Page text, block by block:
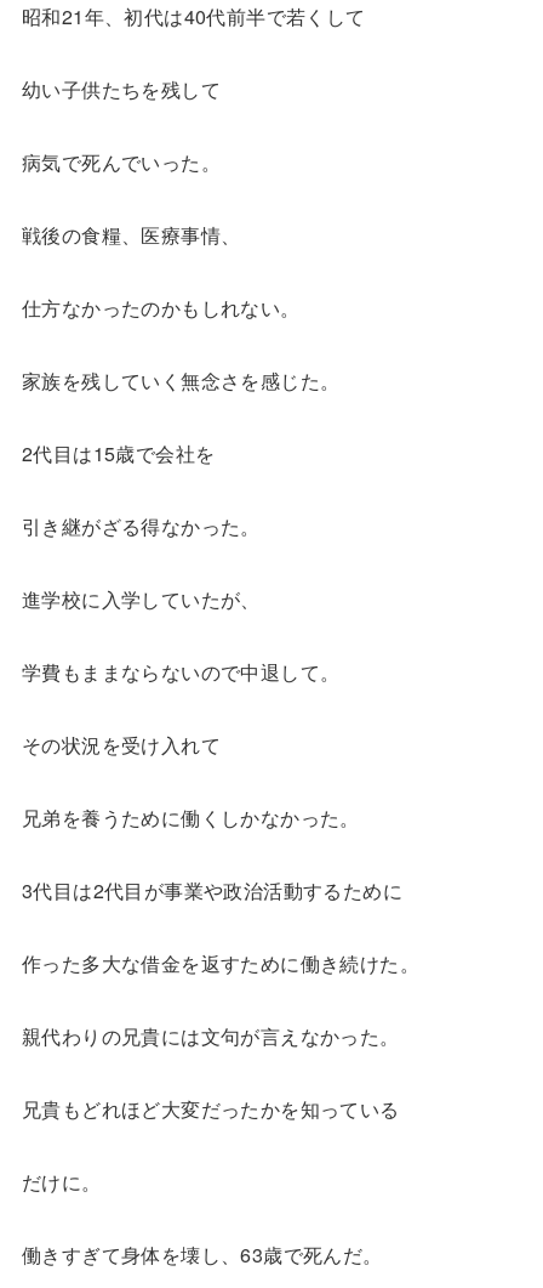
昭和21年、初代は40代前半で若くして
幼い子供たちを残して
病気で死んでいった。
戦後の食糧、医療事情、
仕方なかったのかもしれない。
家族を残していく無念さを感じた。
2代目は15歳で会社を
引き継がざる得なかった。
進学校に入学していたが、
学費もままならないので中退して。
その状況を受け入れて
兄弟を養うために働くしかなかった。
3代目は2代目が事業や政治活動するために
作った多大な借金を返すために働き続けた。
親代わりの兄貴には文句が言えなかった。
兄貴もどれほど大変だったかを知っている
だけに。
働きすぎて身体を壊し、63歳で死んだ。